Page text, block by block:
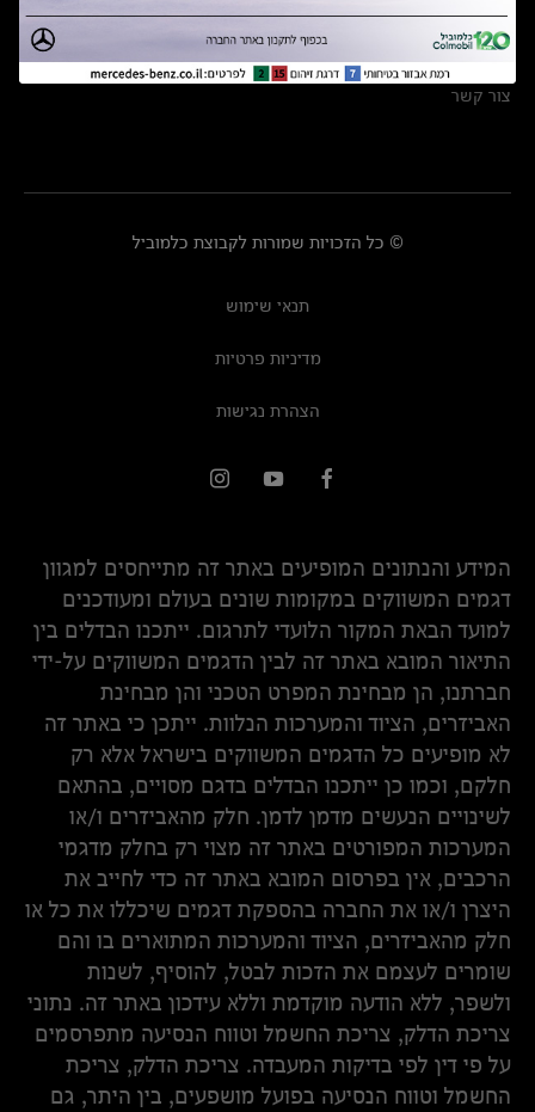
אולמות תצוגה
מרכזי שירות
צור קשר
© כל הזכויות שמורות לקבוצת כלמוביל
תנאי שימוש
מדיניות פרטיות
הצהרת נגישות
המידע והנתונים המופיעים באתר זה מתייחסים למגוון
דגמים המשווקים במקומות שונים בעולם ומעודכנים
למועד הבאת המקור הלועדי לתרגום. ייתכנו הבדלים בין
התיאור המובא באתר זה לבין הדגמים המשווקים על-ידי
חברתנו, הן מבחינת המפרט הטכני והן מבחינת
האביזרים, הציוד והמערכות הנלוות. ייתכן כי באתר זה
לא מופיעים כל הדגמים המשווקים בישראל אלא רק
חלקם, וכמו כן ייתכנו הבדלים בדגם מסויים, בהתאם
לשינויים הנעשים מדמן לדמן. חלק מהאביזרים ו/או
המערכות המפורטים באתר זה מצוי רק בחלק מדגמי
הרכבים, אין בפרסום המובא באתר זה כדי לחייב את
היצרן ו/או את החברה בהספקת דגמים שיכללו את כל או
חלק מהאביזרים, הציוד והמערכות המתוארים בו והם
שומרים לעצמם את הזכות לבטל, להוסיף, לשנות
ולשפר, ללא הודעה מוקדמת וללא עידכון באתר זה. נתוני
צריכת הדלק, צריכת החשמל וטווח הנסיעה מתפרסמים
על פי דין לפי בדיקות המעבדה. צריכת הדלק, צריכת
החשמל וטווח הנסיעה בפועל מושפעים, בין היתר, גם